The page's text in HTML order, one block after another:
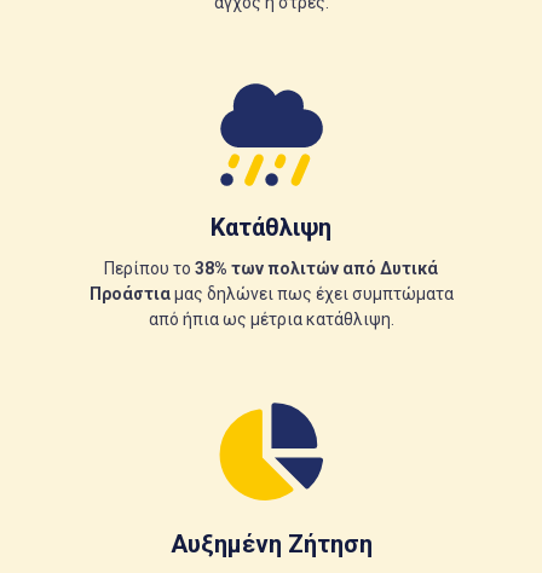
Κατάθλιψη
Περίπου το 38% των πολιτών από Δυτικά
Προάστιαμας δηλώνει πως έχει συμπτώματα
από ήπια ως μέτρια κατάθλιψη.
Αυξημένη Ζήτηση